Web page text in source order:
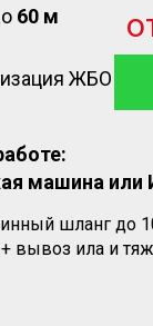
60 м
ЖБО
машина или
шланг до
вывоз ила и